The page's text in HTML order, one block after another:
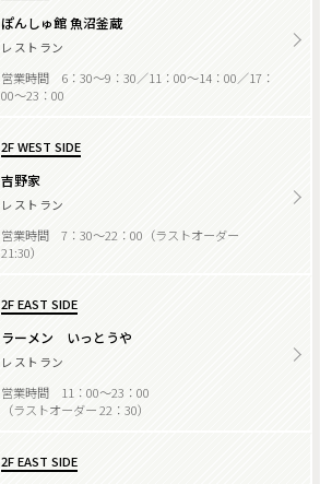
ぽんしゅ館 魚沼釜蔵
レストラン
営業時間 6：30～9：30／11：00～14：00／17：
00～23：00
2F WEST SIDE
吉野家
レストラン
営業時間 7：30～22：00（ラストオーダー
21:30）
2F EAST SIDE
ラーメン いっとうや
レストラン
営業時間 11：00～23：00
（ラストオーダー 22：30）
2F EAST SIDE